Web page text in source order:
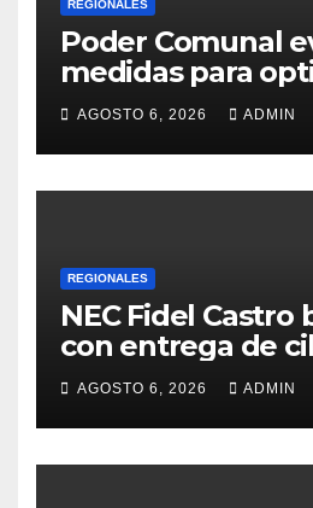
REGIONALES
Poder Comunal
medidas para
servicio de agua
AGOSTO 6, 2026 ADMIN
REGIONALES
NEC Fidel Castro
con entrega de
AGOSTO 6, 2026 ADMIN